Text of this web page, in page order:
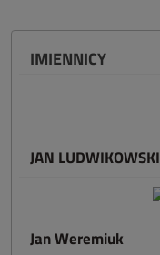
IMIENNICY
JAN LUDWIKOWSKI
Jan Weremiuk